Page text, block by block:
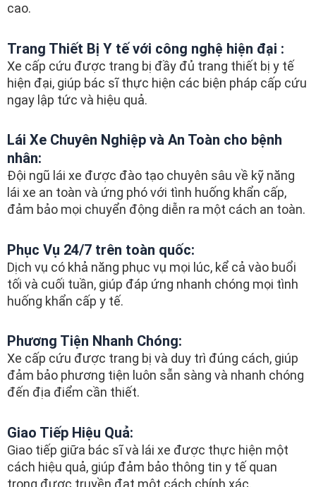
cao.
Trang Thiết Bị Y tế với công nghệ hiện đại :
Xe cấp cứu được trang bị đầy đủ trang thiết bị y tế
hiện đại, giúp bác sĩ thực hiện các biện pháp cấp cứu
ngay lập tức và hiệu quả.
Lái Xe Chuyên Nghiệp và An Toàn cho bệnh
nhân:
Đội ngũ lái xe được đào tạo chuyên sâu về kỹ năng
lái xe an toàn và ứng phó với tình huống khẩn cấp,
đảm bảo mọi chuyển động diễn ra một cách an toàn.
Phục Vụ 24/7 trên toàn quốc:
Dịch vụ có khả năng phục vụ mọi lúc, kể cả vào buổi
tối và cuối tuần, giúp đáp ứng nhanh chóng mọi tình
huống khẩn cấp y tế.
Phương Tiện Nhanh Chóng:
Xe cấp cứu được trang bị và duy trì đúng cách, giúp
đảm bảo phương tiện luôn sẵn sàng và nhanh chóng
đến địa điểm cần thiết.
Giao Tiếp Hiệu Quả:
Giao tiếp giữa bác sĩ và lái xe được thực hiện một
cách hiệu quả, giúp đảm bảo thông tin y tế quan
trọng được truyền đạt một cách chính xác.